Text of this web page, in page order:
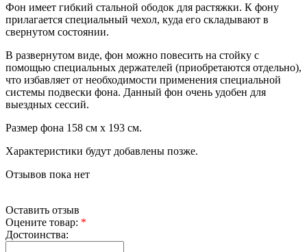
Фон имеет гибкий стальной ободок для растяжки. К фону
прилагается специальный чехол, куда его складывают в
свернутом состоянии.
В развернутом виде, фон можно повесить на стойку с
помощью специальных держателей (приобретаются отдельно),
что избавляет от необходимости применения специальной
системы подвески фона. Данный фон очень удобен для
выездных сессий.
Размер фона 158 см х 193 см.
Характеристики будут добавлены позже.
Отзывов пока нет
Оставить отзыв
Оцените товар: *
Достоинства: